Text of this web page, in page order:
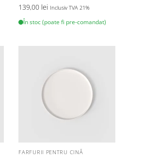
139,00 lei Inclusiv TVA 21%
În stoc (poate fi pre-comandat)
FARFURII PENTRU CINĂ